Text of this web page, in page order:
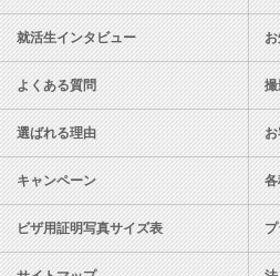
就活生インタビュー
よくある質問
選ばれる理由
キャンペーン
ビザ用証明写真サイズ表